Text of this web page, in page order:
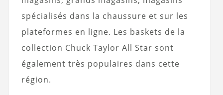
spécialisés dans la chaussure et sur les
plateformes en ligne. Les baskets de la
collection Chuck Taylor All Star sont
également très populaires dans cette
région.